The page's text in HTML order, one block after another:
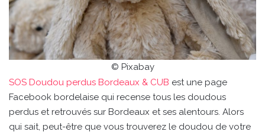
© Pixabay
SOS Doudou perdus Bordeaux & CUB est une page
Facebook bordelaise qui recense tous les doudous
perdus et retrouvés sur Bordeaux et ses alentours. Alors
qui sait, peut-être que vous trouverez le doudou de votre